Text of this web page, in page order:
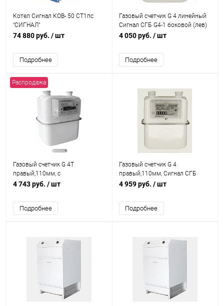
Котел Сигнал КОВ- 50 СТ1пс
"СИГНАЛ"
74 880 руб. / шт
Подробнее
Газовый счетчик G 4 линейный
Сигнал СГБ G4-1 боковой (лев)
206мм, М33*1.5
4 050 руб. / шт
Подробнее
Распродажа
Газовый счетчик G 4Т
правый,110мм, с
термокоррекцией Сигнал
4 743 руб. / шт
Подробнее
Газовый счетчик G 4
правый,110мм, Сигнал СГБ
4 959 руб. / шт
Подробнее